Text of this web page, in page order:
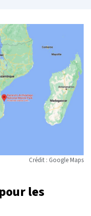
Crédit : Google Maps
les